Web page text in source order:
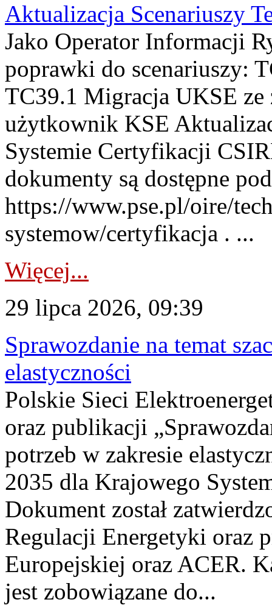
Aktualizacja Scenariuszy
Jako Operator Informacji
poprawki do scenariuszy:
TC39.1 Migracja UKSE
użytkownik KSE
Systemie Certyfikacji
dokumenty są dostępne
https://www.pse.pl/oire/
systemow/certyfikacja . ...
Więcej...
29 lipca 2026, 09:39
Sprawozdanie na temat
elastyczności
Polskie Sieci
oraz publikacji
potrzeb w zakresie
2035 dla Krajowego
Dokument został
Regulacji Energetyki oraz
Europejskiej oraz ACER.
jest zobowiązane do...